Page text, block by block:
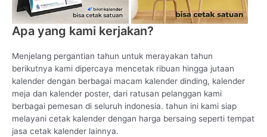
Apa yang kami kerjakan?
Menjelang pergantian tahun untuk merayakan tahun
berikutnya kami dipercaya mencetak ribuan hingga jutaan
kalender dengan berbagai macam kalender dinding, kalender
meja dan kalender poster, dari ratusan pelanggan kami
berbagai pemesan di seluruh indonesia. tahun ini kami siap
melayani cetak kalender dengan harga bersaing seperti tempat
jasa cetak kalender lainnya.